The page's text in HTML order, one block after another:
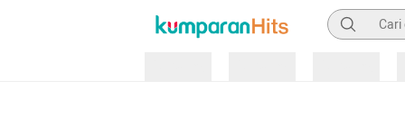
Pencarian